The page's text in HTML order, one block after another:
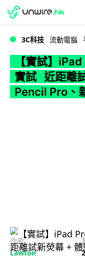
WWDC 2026
3C科技 流動電腦
【實試】
實試 近距離
Pencil Pro、
作者
Lawton